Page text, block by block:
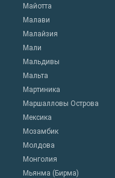
Майотта
Малави
Малайзия
Мали
Мальдивы
Мальта
Мартиника
Маршалловы Острова
Мексика
Мозамбик
Молдова
Монголия
Мьянма (Бирма)